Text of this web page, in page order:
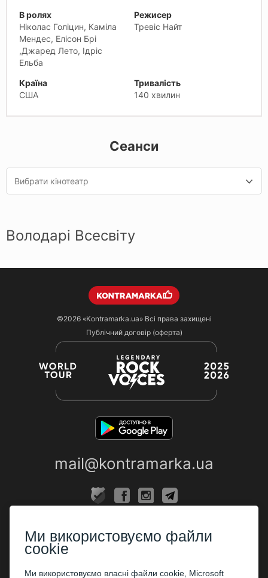
В ролях
Ніколас Голіцин, Каміла
Мендес, Елісон Брі
,Джаред Лето, Ідріс
Ельба
Режисер
Тревіс Найт
Країна
США
Тривалість
140 хвилин
Сеанси
Вибрати кінотеатр
Володарі Всесвіту
©2026 «Kontramarka.ua»Всі права захищені
Публічний договір (оферта)
mail@kontramarka.ua
Каси
ПАРТНЕРАМ
Ми використовуємо файли
cookie
Ми використовуємо власні файли cookie, Microsoft